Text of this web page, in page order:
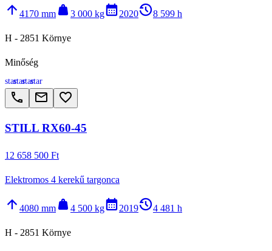
arrow_upward 4170 mm weight 3 000 kgcalendar_month2020history_28 599 h
H - 2851 Környe
Minőség
starstarstarstar
call email favorite_border
STILL RX60-45
12 658 500 Ft
Elektromos 4 kerekű targonca
arrow_upward 4080 mm weight 4 500 kgcalendar_month2019history_24 481 h
H - 2851 Környe